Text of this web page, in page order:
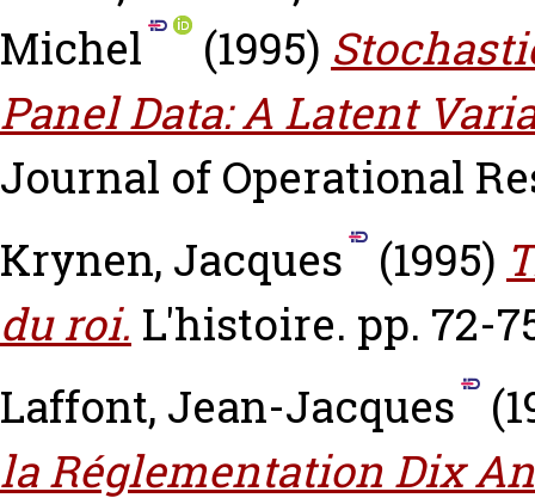
Michel
(1995)
Panel Data: A Latent
Journal of Operational
Krynen, Jacques
(1995)
du roi. L'histoire. pp. 72-
Laffont, Jean-Jacques
la Réglementation Dix